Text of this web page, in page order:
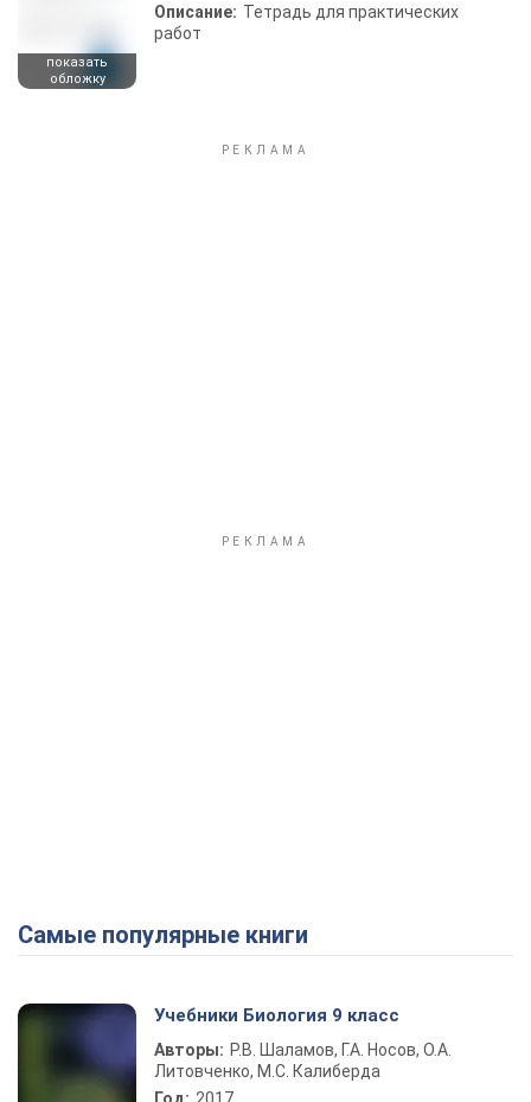
показать
обложку
Описание: Тетрадь для практических
работ
Самые популярные книги
Учебники Биология 9 класс
Авторы: Р.В. Шаламов, Г.А. Носов, О.А.
Литовченко, М.С. Калиберда
Год: 2017